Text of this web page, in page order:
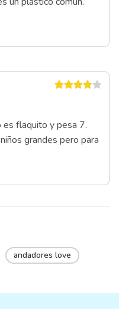
es flaquito y pesa 7.
grandes pero para
andadores love